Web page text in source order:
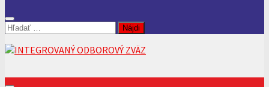
Hľadať: